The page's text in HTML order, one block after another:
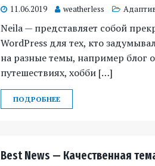
11.06.2019 weatherless
Neila — представляет собой
WordPress для тех, кто
на разные темы, например блог
путешествиях, хобби […]
ПОДРОБНЕЕ
Best News — Качественная